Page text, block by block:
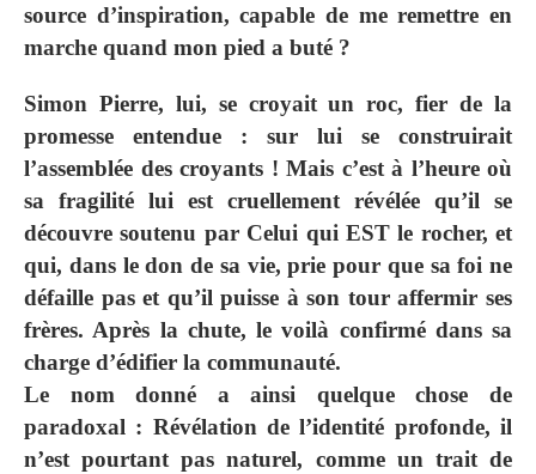
source d’inspiration, capable de me remettre en
marche quand mon pied a buté ?
Simon Pierre, lui, se croyait un roc, fier de la
promesse entendue : sur lui se construirait
l’assemblée des croyants ! Mais c’est à l’heure où
sa fragilité lui est cruellement révélée qu’il se
découvre soutenu par Celui qui EST le rocher, et
qui, dans le don de sa vie, prie pour que sa foi ne
défaille pas et qu’il puisse à son tour affermir ses
frères. Après la chute, le voilà confirmé dans sa
charge d’édifier la communauté.
Le nom donné a ainsi quelque chose de
paradoxal : Révélation de l’identité profonde, il
n’est pourtant pas naturel, comme un trait de